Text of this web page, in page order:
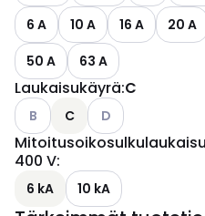
6 A
10 A 16 A 20 A
50 A
63 A
Laukaisukäyrä:C
Katso käytettävissä olevat
B C Katso
D
400 V:
6 kA 10 kA